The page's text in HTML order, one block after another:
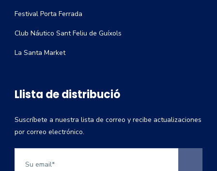
Festival Porta Ferrada
Club Náutico Sant Feliu de Guíxols
La Santa Market
Llista de distribució
Suscríbete a nuestra lista de correo y recibe actualizaciones
por correo electrónico.